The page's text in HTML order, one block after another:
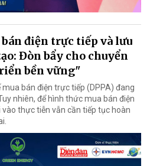
bán điện trực tiếp và lưu
Đòn bẩy cho chuyển
bền vững"
mua bán điện trực tiếp (DPPA) đang
nhiên, để hình thức mua bán điện
thực tiễn vẫn cần tiếp tục hoàn